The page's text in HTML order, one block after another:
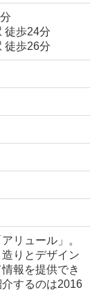
徒歩24分
徒歩26分
リュール」。
りとデザイン
報を提供でき
するのは2016